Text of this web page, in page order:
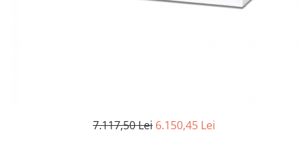
7.117,50 Lei 6.150,45 Lei